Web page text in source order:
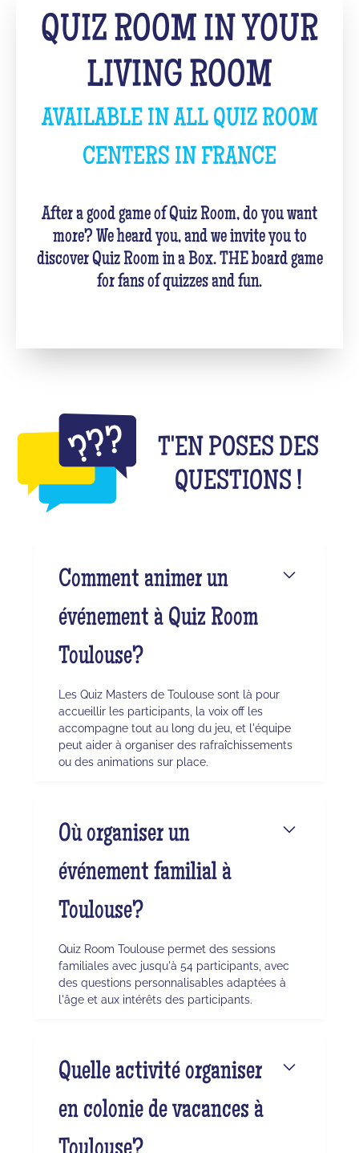
QUIZ ROOM IN YOUR
LIVING ROOM
AVAILABLE IN ALL QUIZ ROOM
CENTERS IN FRANCE
After a good game of Quiz Room, do you want
more? We heard you, and we invite you to
discover Quiz Room in a Box. THE board game
for fans of quizzes and fun.
T'EN POSES DES
QUESTIONS !
Comment animer un
événement à Quiz Room
Toulouse?
Les Quiz Masters de Toulouse sont là pour
accueillir les participants, la voix off les
accompagne tout au long du jeu, et l'équipe
peut aider à organiser des rafraîchissements
ou des animations sur place.
Où organiser un
événement familial à
Toulouse?
Quiz Room Toulouse permet des sessions
familiales avec jusqu'à 54 participants, avec
des questions personnalisables adaptées à
l'âge et aux intérêts des participants.
Quelle activité organiser
en colonie de vacances à